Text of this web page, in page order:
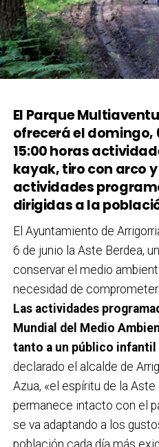
El Parque
ofrecerá el domingo,
15:00 horas
kayak, tiro con arco
actividades
dirigidas a la
El Ayuntamiento de
6 de junio la Aste Berdea,
conservar el medio
necesidad de
Las actividades
Mundial del Medio
tanto a un público
declarado el alcalde de
Azua, «el espíritu de la
permanece intacto con el
se va adaptando a los
población cada día más